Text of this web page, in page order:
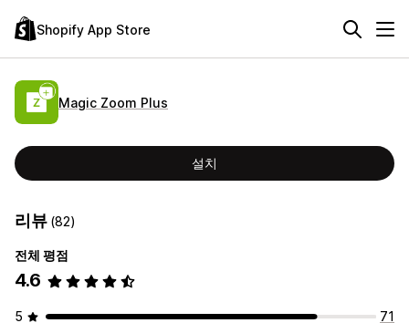
Shopify App Store
Magic Zoom Plus
설치
리뷰 (82)
전체 평점
4.6
5
71